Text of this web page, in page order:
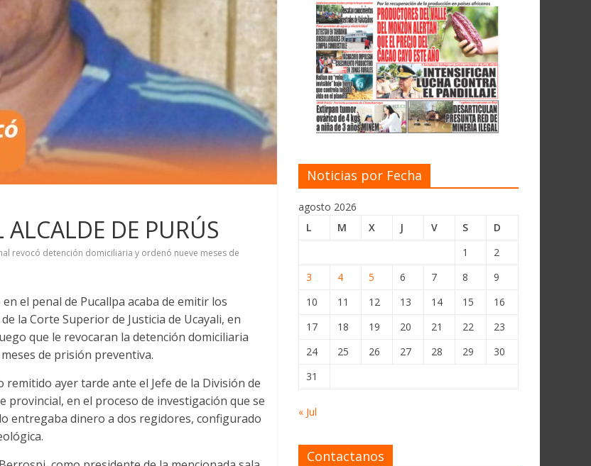
DE PURÚS
revocó detención domiciliaria y ordenó nueve meses de
el penal de Pucallpa acaba de emitir los
la Corte Superior de Justicia de Ucayali, en
que le revocaran la detención domiciliaria
de prisión preventiva.
ayer tarde ante el Jefe de la División de
provincial, en el proceso de investigación que se
entregaba dinero a dos regidores, configurado
Noticias por Fecha
agosto 2026
L
M X J V S
D
1
2
3
4 5 6 7 8
9
10
11 12 13 14 15
16
17
18 19 20 21 22
23
24
25 26 27 28 29
30
31
« Jul
Contactanos